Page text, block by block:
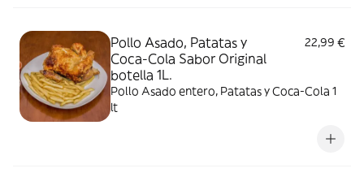
Pollo Asado, Patatas y
Coca-Cola Sabor Original
botella 1L.
22,99 €
Pollo Asado entero, Patatas y Coca-Cola 1
lt